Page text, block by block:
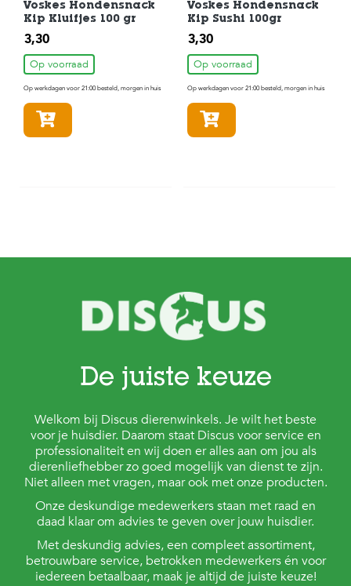
Voskes Hondensnack
Kip Kluifjes 100 gr
3,30
Op voorraad
Op werkdagen voor 21:00 besteld, morgen in huis
Voskes Hondensnack
Kip Sushi 100gr
3,30
Op voorraad
Op werkdagen voor 21:00 besteld, morgen in huis
De juiste keuze
Welkom bij Discus dierenwinkels. Je wilt het beste
voor je huisdier. Daarom staat Discus voor service en
professionaliteit en wij doen er alles aan om jou als
dierenliefhebber zo goed mogelijk van dienst te zijn.
Niet alleen met vragen, maar ook met onze producten.
Onze deskundige medewerkers staan met raad en
daad klaar om advies te geven over jouw huisdier.
Met deskundig advies, een compleet assortiment,
betrouwbare service, betrokken medewerkers én voor
iedereen betaalbaar, maak je altijd de juiste keuze!